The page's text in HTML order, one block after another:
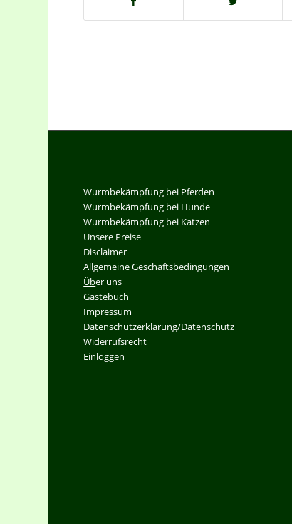
Wurmbekämpfung bei Pferden
Wurmbekämpfung bei Hunde
Wurmbekämpfung bei Katzen
Unsere Preise
Disclaimer
Allgemeine Geschäftsbedingungen
Über uns
Gästebuch
Impressum
Datenschutzerklärung/Datenschutz
Widerrufsrecht
Einloggen